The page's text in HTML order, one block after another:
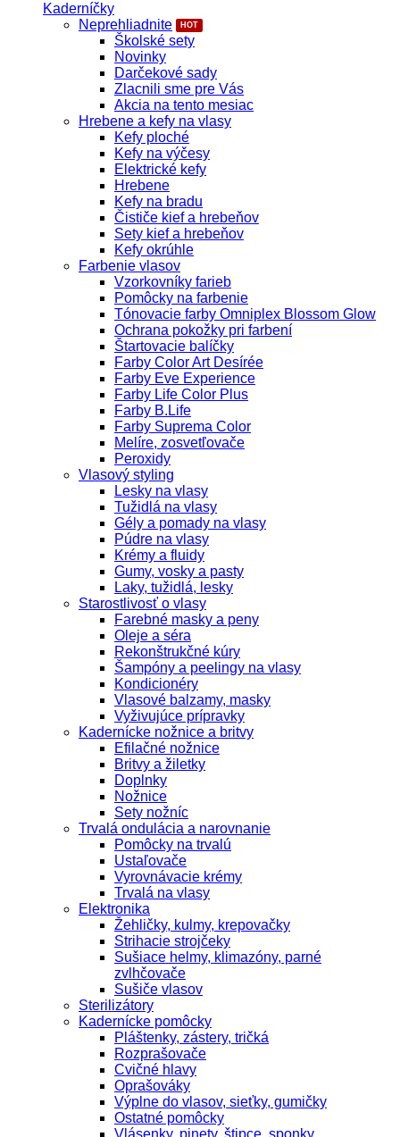
Kaderníčky
Neprehliadnite
Školské sety
Novinky
Darčekové sady
Zlacnili sme pre Vás
Akcia na tento mesiac
Hrebene a kefy na vlasy
Kefy ploché
Kefy na výčesy
Elektrické kefy
Hrebene
Kefy na bradu
Čističe kief a hrebeňov
Sety kief a hrebeňov
Kefy okrúhle
Farbenie vlasov
Vzorkovníky farieb
Pomôcky na farbenie
Tónovacie farby Omniplex Blossom Glow
Ochrana pokožky pri farbení
Štartovacie balíčky
Farby Color Art Desírée
Farby Eve Experience
Farby Life Color Plus
Farby B.Life
Farby Suprema Color
Melíre, zosvetľovače
Peroxidy
Vlasový styling
Lesky na vlasy
Tužidlá na vlasy
Gély a pomady na vlasy
Púdre na vlasy
Krémy a fluidy
Gumy, vosky a pasty
Laky, tužidlá, lesky
Starostlivosť o vlasy
Farebné masky a peny
Oleje a séra
Rekonštrukčné kúry
Šampóny a peelingy na vlasy
Kondicionéry
Vlasové balzamy, masky
Vyživujúce prípravky
Kadernícke nožnice a britvy
Efilačné nožnice
Britvy a žiletky
Doplnky
Nožnice
Sety nožníc
Trvalá ondulácia a narovnanie
Pomôcky na trvalú
Ustaľovače
Vyrovnávacie krémy
Trvalá na vlasy
Elektronika
Žehličky, kulmy, krepovačky
Strihacie strojčeky
Sušiace helmy, klimazóny, parné
zvlhčovače
Sušiče vlasov
Sterilizátory
Kadernícke pomôcky
Pláštenky, zástery, tričká
Rozprašovače
Cvičné hlavy
Oprašováky
Výplne do vlasov, sieťky, gumičky
Ostatné pomôcky